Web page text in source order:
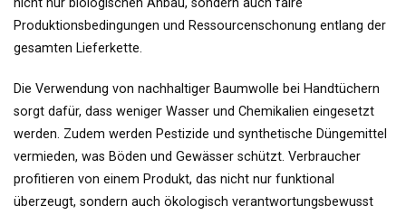
Produktionsbedingungen und Ressourcenschonung entlang der
gesamten Lieferkette.
Die Verwendung von nachhaltiger Baumwolle bei Handtüchern
sorgt dafür, dass weniger Wasser und Chemikalien eingesetzt
werden. Zudem werden Pestizide und synthetische Düngemittel
vermieden, was Böden und Gewässer schützt. Verbraucher
profitieren von einem Produkt, das nicht nur funktional
überzeugt, sondern auch ökologisch verantwortungsbewusst